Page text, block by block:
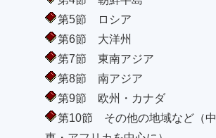
第5節 ロシア
第6節 大洋州
第7節 東南アジア
第8節 南アジア
第9節 欧州・カナダ
第10節 その他の地域など（中